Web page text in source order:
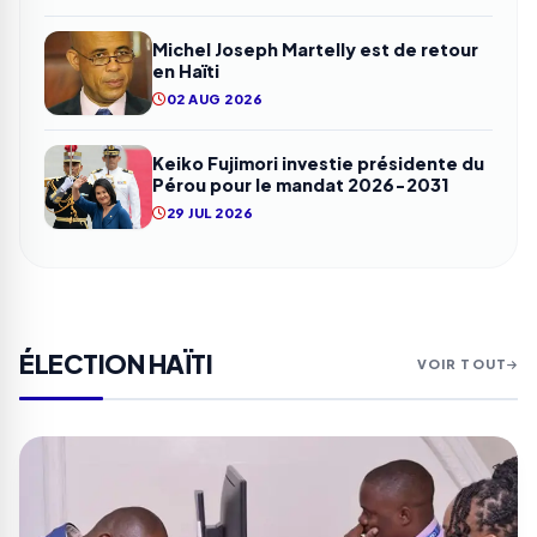
Michel Joseph Martelly est de retour
en Haïti
02 AUG 2026
Keiko Fujimori investie présidente du
Pérou pour le mandat 2026-2031
29 JUL 2026
ÉLECTION HAÏTI VOIR TOUT